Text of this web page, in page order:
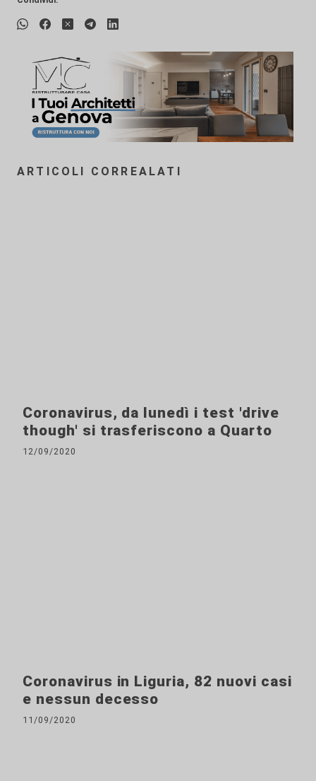
ARTICOLI CORREALATI
Coronavirus, da lunedì i test 'drive
though' si trasferiscono a Quarto
12/09/2020
Coronavirus in Liguria, 82 nuovi casi
e nessun decesso
11/09/2020